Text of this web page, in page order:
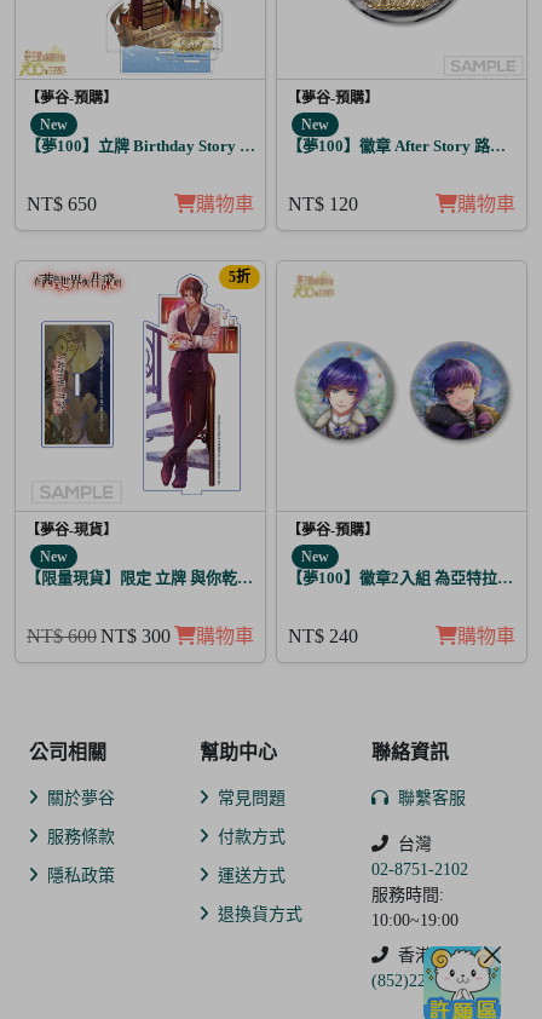
【夢谷-預購】
New
【夢100】立牌 Birthday Story 利德 月覺
NT$ 650 購物車
【夢谷-預購】
New
【夢100】徽章 After Story 路希安
NT$ 120 購物車
5折
【夢谷-現貨】
New
【限量現貨】限定 立牌 與你乾杯 德川光圀
NT$ 600NT$ 300 購物車
【夢谷-預購】
New
【夢100】徽章2入組 為亞特拉斯的
NT$ 240 購物車
公司相關
關於夢谷
服務條款
隱私政策
幫助中心
常見問題
付款方式
運送方式
退換貨方式
聯絡資訊
聯繫客服
台灣
02-8751-2102
服務時間:
10:00~19:00
香港
(852)2250-9311